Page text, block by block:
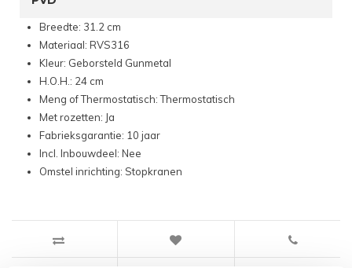
Breedte: 31.2 cm
Materiaal: RVS316
Kleur: Geborsteld Gunmetal
H.O.H.: 24 cm
Meng of Thermostatisch: Thermostatisch
Met rozetten: Ja
Fabrieksgarantie: 10 jaar
Incl. Inbouwdeel: Nee
Omstel inrichting: Stopkranen